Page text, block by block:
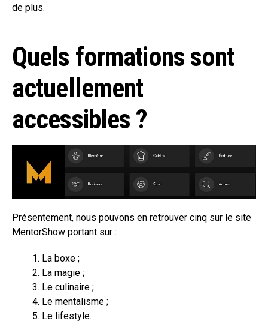
de plus.
Quels formations sont
actuellement
accessibles ?
Présentement, nous pouvons en retrouver cinq sur le site
MentorShow portant sur :
La boxe ;
La magie ;
Le culinaire ;
Le mentalisme ;
Le lifestyle.